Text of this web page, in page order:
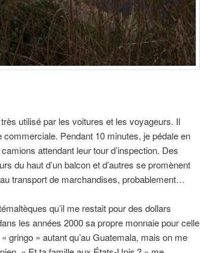
très utilisé par les voitures et les voyageurs. Il
commerciale. Pendant 10 minutes, je pédale en
attendant leur tour d’inspection. Des
du haut d’un balcon et d’autres se promènent
transport de marchandises, probablement…
qu’il me restait pour des dollars
les années 2000 sa propre monnaie pour celle
gringo » autant qu’au Guatemala, mais on me